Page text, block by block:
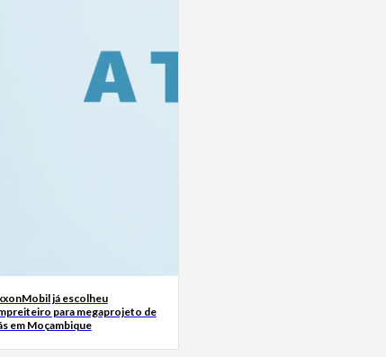
já escolheu
para megaprojeto de
em Moçambique